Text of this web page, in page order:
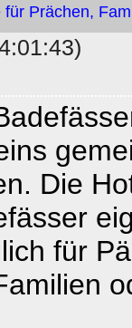
Prächen,
Die
für